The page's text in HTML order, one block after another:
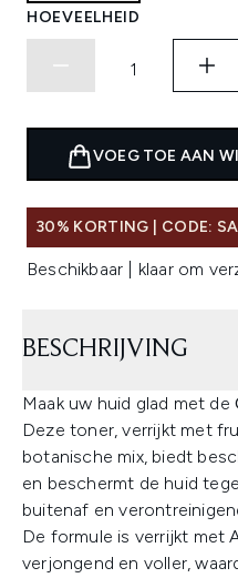
HOEVEELHEID
VOEG TOE AAN
30% KORTING | CODE:
Beschikbaar | klaar om
BESCHRIJVING
Maak uw huid glad met de
Deze toner, verrijkt met
botanische mix, biedt
en beschermt de huid
buitenaf en
De formule is verrijkt met
verjongend en voller,